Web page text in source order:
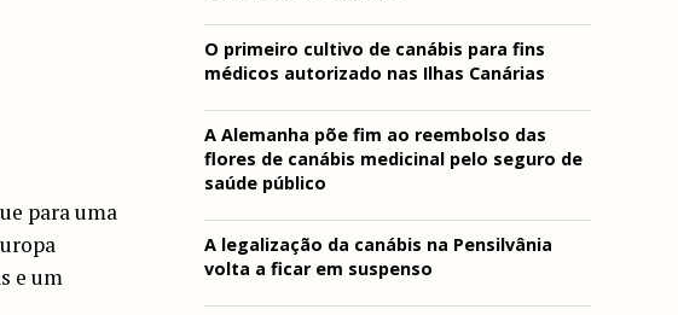
para uma
e um
O primeiro cultivo de canábis para fins
médicos autorizado nas Ilhas Canárias
A Alemanha põe fim ao reembolso das
flores de canábis medicinal pelo seguro de
saúde público
A legalização da canábis na Pensilvânia
volta a ficar em suspenso